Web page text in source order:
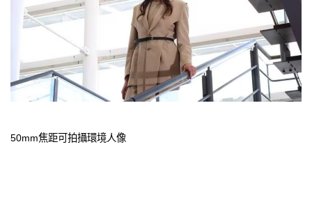
50mm焦距可拍攝環境人像